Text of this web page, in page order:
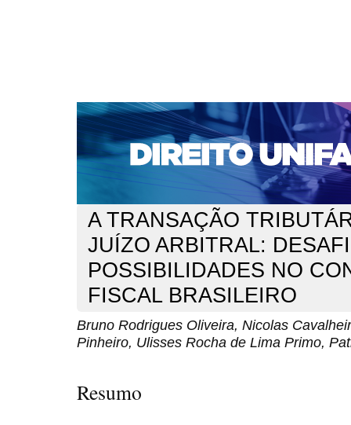
CAPA SOBRE ACESSO CADASTRO
NOTÍCIAS
EDIÇÕES DE Nº 1 A 100 WEBMAIL
Capa>n. 299 (2025) > Rodrigues Oliveira
A TRANSAÇÃO
JUÍZO ARBITRAL:
POSSIBILIDADES NO
FISCAL BRASILEIRO
Bruno Rodrigues Oliveira, Nicolas
Pinheiro, Ulisses Rocha de Lima Primo,
Resumo